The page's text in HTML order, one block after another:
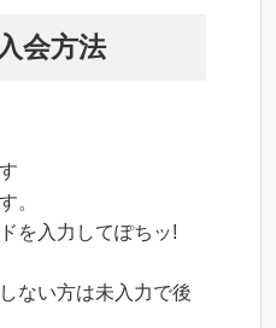
会方法
。
を入力してぽちッ!
ない方は未入力で後